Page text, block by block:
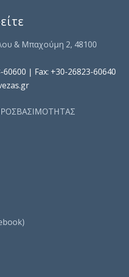
& Μπαχούμη 2, 48100
| Fax: +30-26823-60640